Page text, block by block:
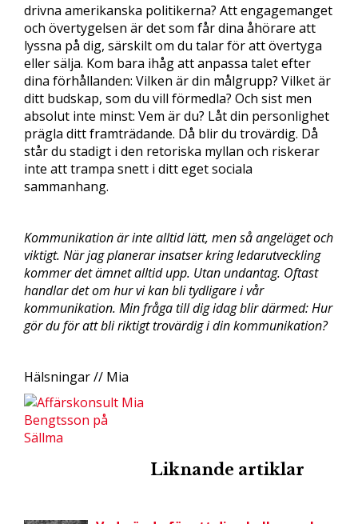
drivna amerikanska politikerna? Att engagemanget
och övertygelsen är det som får dina åhörare att
lyssna på dig, särskilt om du talar för att övertyga
eller sälja. Kom bara ihåg att anpassa talet efter
dina förhållanden: Vilken är din målgrupp? Vilket är
ditt budskap, som du vill förmedla? Och sist men
absolut inte minst: Vem är du? Låt din personlighet
prägla ditt framträdande. Då blir du trovärdig. Då
står du stadigt i den retoriska myllan och riskerar
inte att trampa snett i ditt eget sociala
sammanhang.
Kommunikation är inte alltid lätt, men så angeläget och
viktigt. När jag planerar insatser kring ledarutveckling
kommer det ämnet alltid upp. Utan undantag. Oftast
handlar det om hur vi kan bli tydligare i vår
kommunikation. Min fråga till dig idag blir därmed: Hur
gör du för att bli riktigt trovärdig i din kommunikation?
Hälsningar // Mia
Liknande artiklar